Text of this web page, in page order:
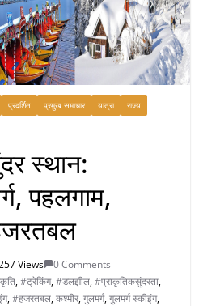
प्रदर्शित प्रमुख समाचार यात्रा
राज्य
स्थान:
पहलगाम,
Views
0 Comments
,#ट्रेकिंग,#डलझील,#प्राकृतिकसुंदरता,
,#हजरतबल,कश्मीर,गुलमर्ग,गुलमर्ग स्कीइंग,